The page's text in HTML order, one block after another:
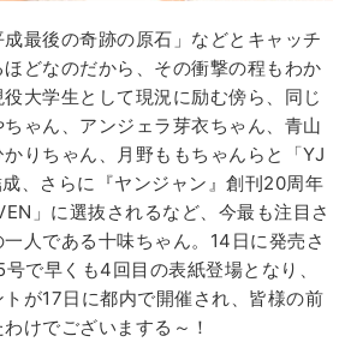
最後の奇跡の原石」などとキャッチ
どなのだから、その衝撃の程もわか
大学生として現況に励む傍ら、同じ
ゃん、アンジェラ芽衣ちゃん、青山
りちゃん、月野ももちゃんらと「YJ
、さらに『ヤンジャン』創刊20周年
」に選抜されるなど、今最も注目さ
人である十味ちゃん。14日に発売さ
で早くも4回目の表紙登場となり、
が17日に都内で開催され、皆様の前
けでございまする～！